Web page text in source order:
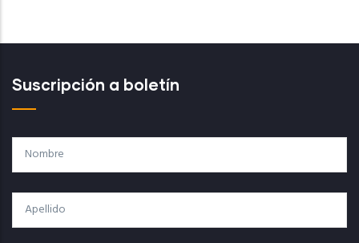
Suscripción a boletín
Nombre
Apellido